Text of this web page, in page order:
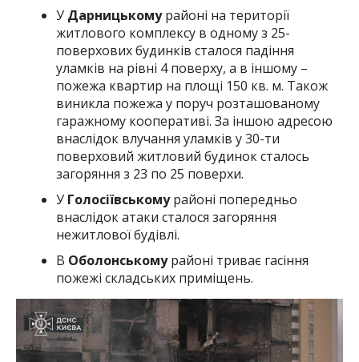
У Дарницькомурайоні на території
житлового комплексу в одному з 25-
поверхових будинків сталося падіння
уламків на рівні 4 поверху, а в іншому –
пожежа квартир на площі 150 кв. м. Також
виникла пожежа у поруч розташованому
гаражному кооперативі. За іншою адресою
внаслідок влучання уламків у 30-ти
поверховий житловий будинок сталось
загоряння з 23 по 25 поверхи.
У Голосіївськомурайоні попередньо
внаслідок атаки сталося загоряння
нежитлової будівлі.
В Оболонськомурайоні триває гасіння
пожежі складських приміщень.